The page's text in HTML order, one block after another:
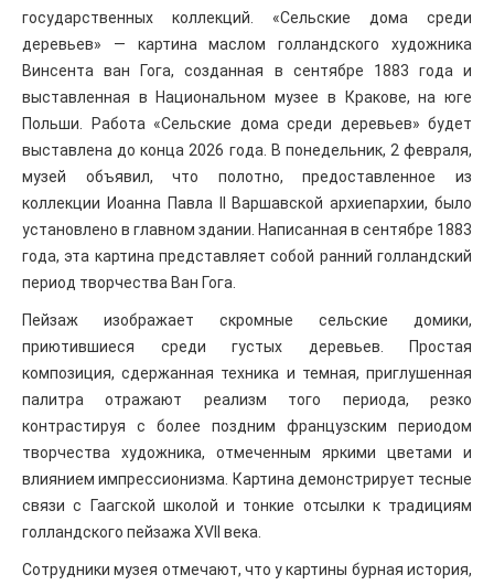
государственных коллекций. «Сельские дома среди
деревьев» — картина маслом голландского художника
Винсента ван Гога, созданная в сентябре 1883 года и
выставленная в Национальном музее в Кракове, на юге
Польши. Работа «Сельские дома среди деревьев» будет
выставлена ​​до конца 2026 года. В понедельник, 2 февраля,
музей объявил, что полотно, предоставленное из
коллекции Иоанна Павла II Варшавской архиепархии, было
установлено в главном здании. Написанная в сентябре 1883
года, эта картина представляет собой ранний голландский
период творчества Ван Гога.
Пейзаж изображает скромные сельские домики,
приютившиеся среди густых деревьев. Простая
композиция, сдержанная техника и темная, приглушенная
палитра отражают реализм того периода, резко
контрастируя с более поздним французским периодом
творчества художника, отмеченным яркими цветами и
влиянием импрессионизма. Картина демонстрирует тесные
связи с Гаагской школой и тонкие отсылки к традициям
голландского пейзажа XVII века.
Сотрудники музея отмечают, что у картины бурная история,